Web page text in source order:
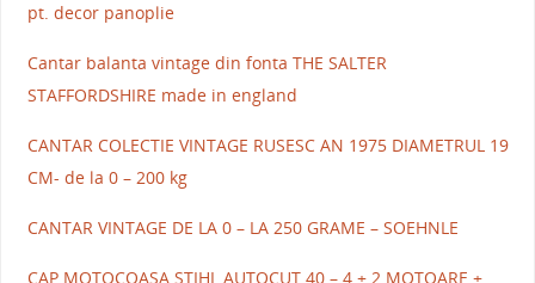
pt. decor panoplie
Cantar balanta vintage din fonta THE SALTER
STAFFORDSHIRE made in england
CANTAR COLECTIE VINTAGE RUSESC AN 1975 DIAMETRUL 19
CM- de la 0 – 200 kg
CANTAR VINTAGE DE LA 0 – LA 250 GRAME – SOEHNLE
CAP MOTOCOASA STIHL AUTOCUT 40 – 4 + 2 MOTOARE +